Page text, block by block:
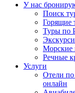
У нас
Поиск
Горящие
Туры по
Морские
Речные
Услуги
Отели
онлайн